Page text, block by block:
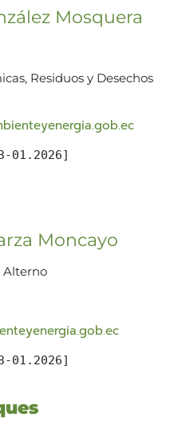
Mosquera
Residuos y Desechos
01.2026]
Moncayo
Alterno
01.2026]